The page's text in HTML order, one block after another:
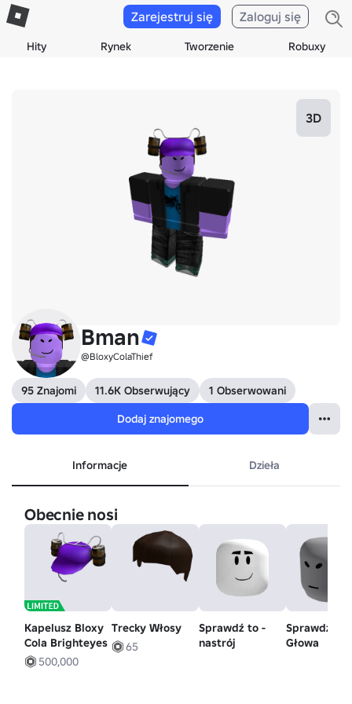
Hity Rynek Tworzenie Robuxy
Zarejestruj się Zaloguj się
3D
Bman
@BloxyColaThief
95 Znajomi 11.6K Obserwujący
1 Obserwowani
Dodaj znajomego
Informacje Dzieła
Obecnie nosi
Kapelusz Bloxy
Cola Brighteyes
500,000
Trecky Włosy
65
Sprawdź to -
nastrój
Sprawdź to
Głowa